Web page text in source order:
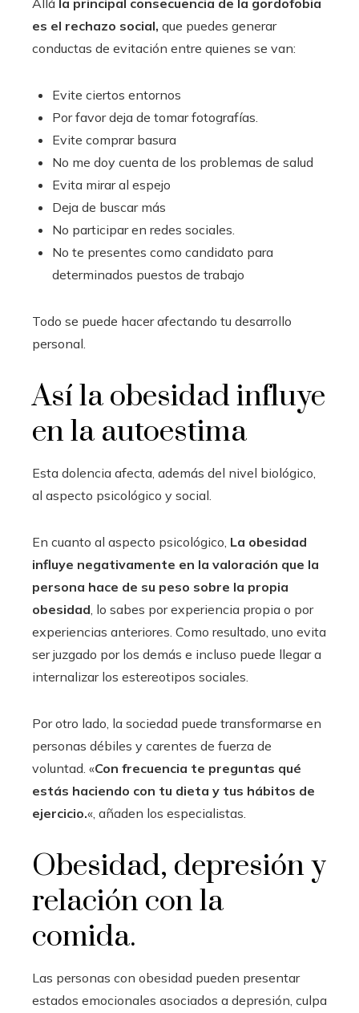
es el rechazo social, que puedes generar
conductas de evitación entre quienes se van:
Evite ciertos entornos
Por favor deja de tomar fotografías.
Evite comprar basura
No me doy cuenta de los problemas de salud
Evita mirar al espejo
Deja de buscar más
No participar en redes sociales.
No te presentes como candidato para
determinados puestos de trabajo
Todo se puede hacer afectando tu desarrollo
personal.
Así la obesidad influye
en la autoestima
Esta dolencia afecta, además del nivel biológico,
al aspecto psicológico y social.
En cuanto al aspecto psicológico, La obesidad
influye negativamente en la valoración que la
persona hace de su peso sobre la propia
obesidad , lo sabes por experiencia propia o por
experiencias anteriores. Como resultado, uno evita
ser juzgado por los demás e incluso puede llegar a
internalizar los estereotipos sociales.
Por otro lado, la sociedad puede transformarse en
personas débiles y carentes de fuerza de
voluntad. «Con frecuencia te preguntas qué
estás haciendo con tu dieta y tus hábitos de
ejercicio.«, añaden los especialistas.
Obesidad, depresión y
relación con la
comida.
Las personas con obesidad pueden presentar
estados emocionales asociados a depresión, culpa